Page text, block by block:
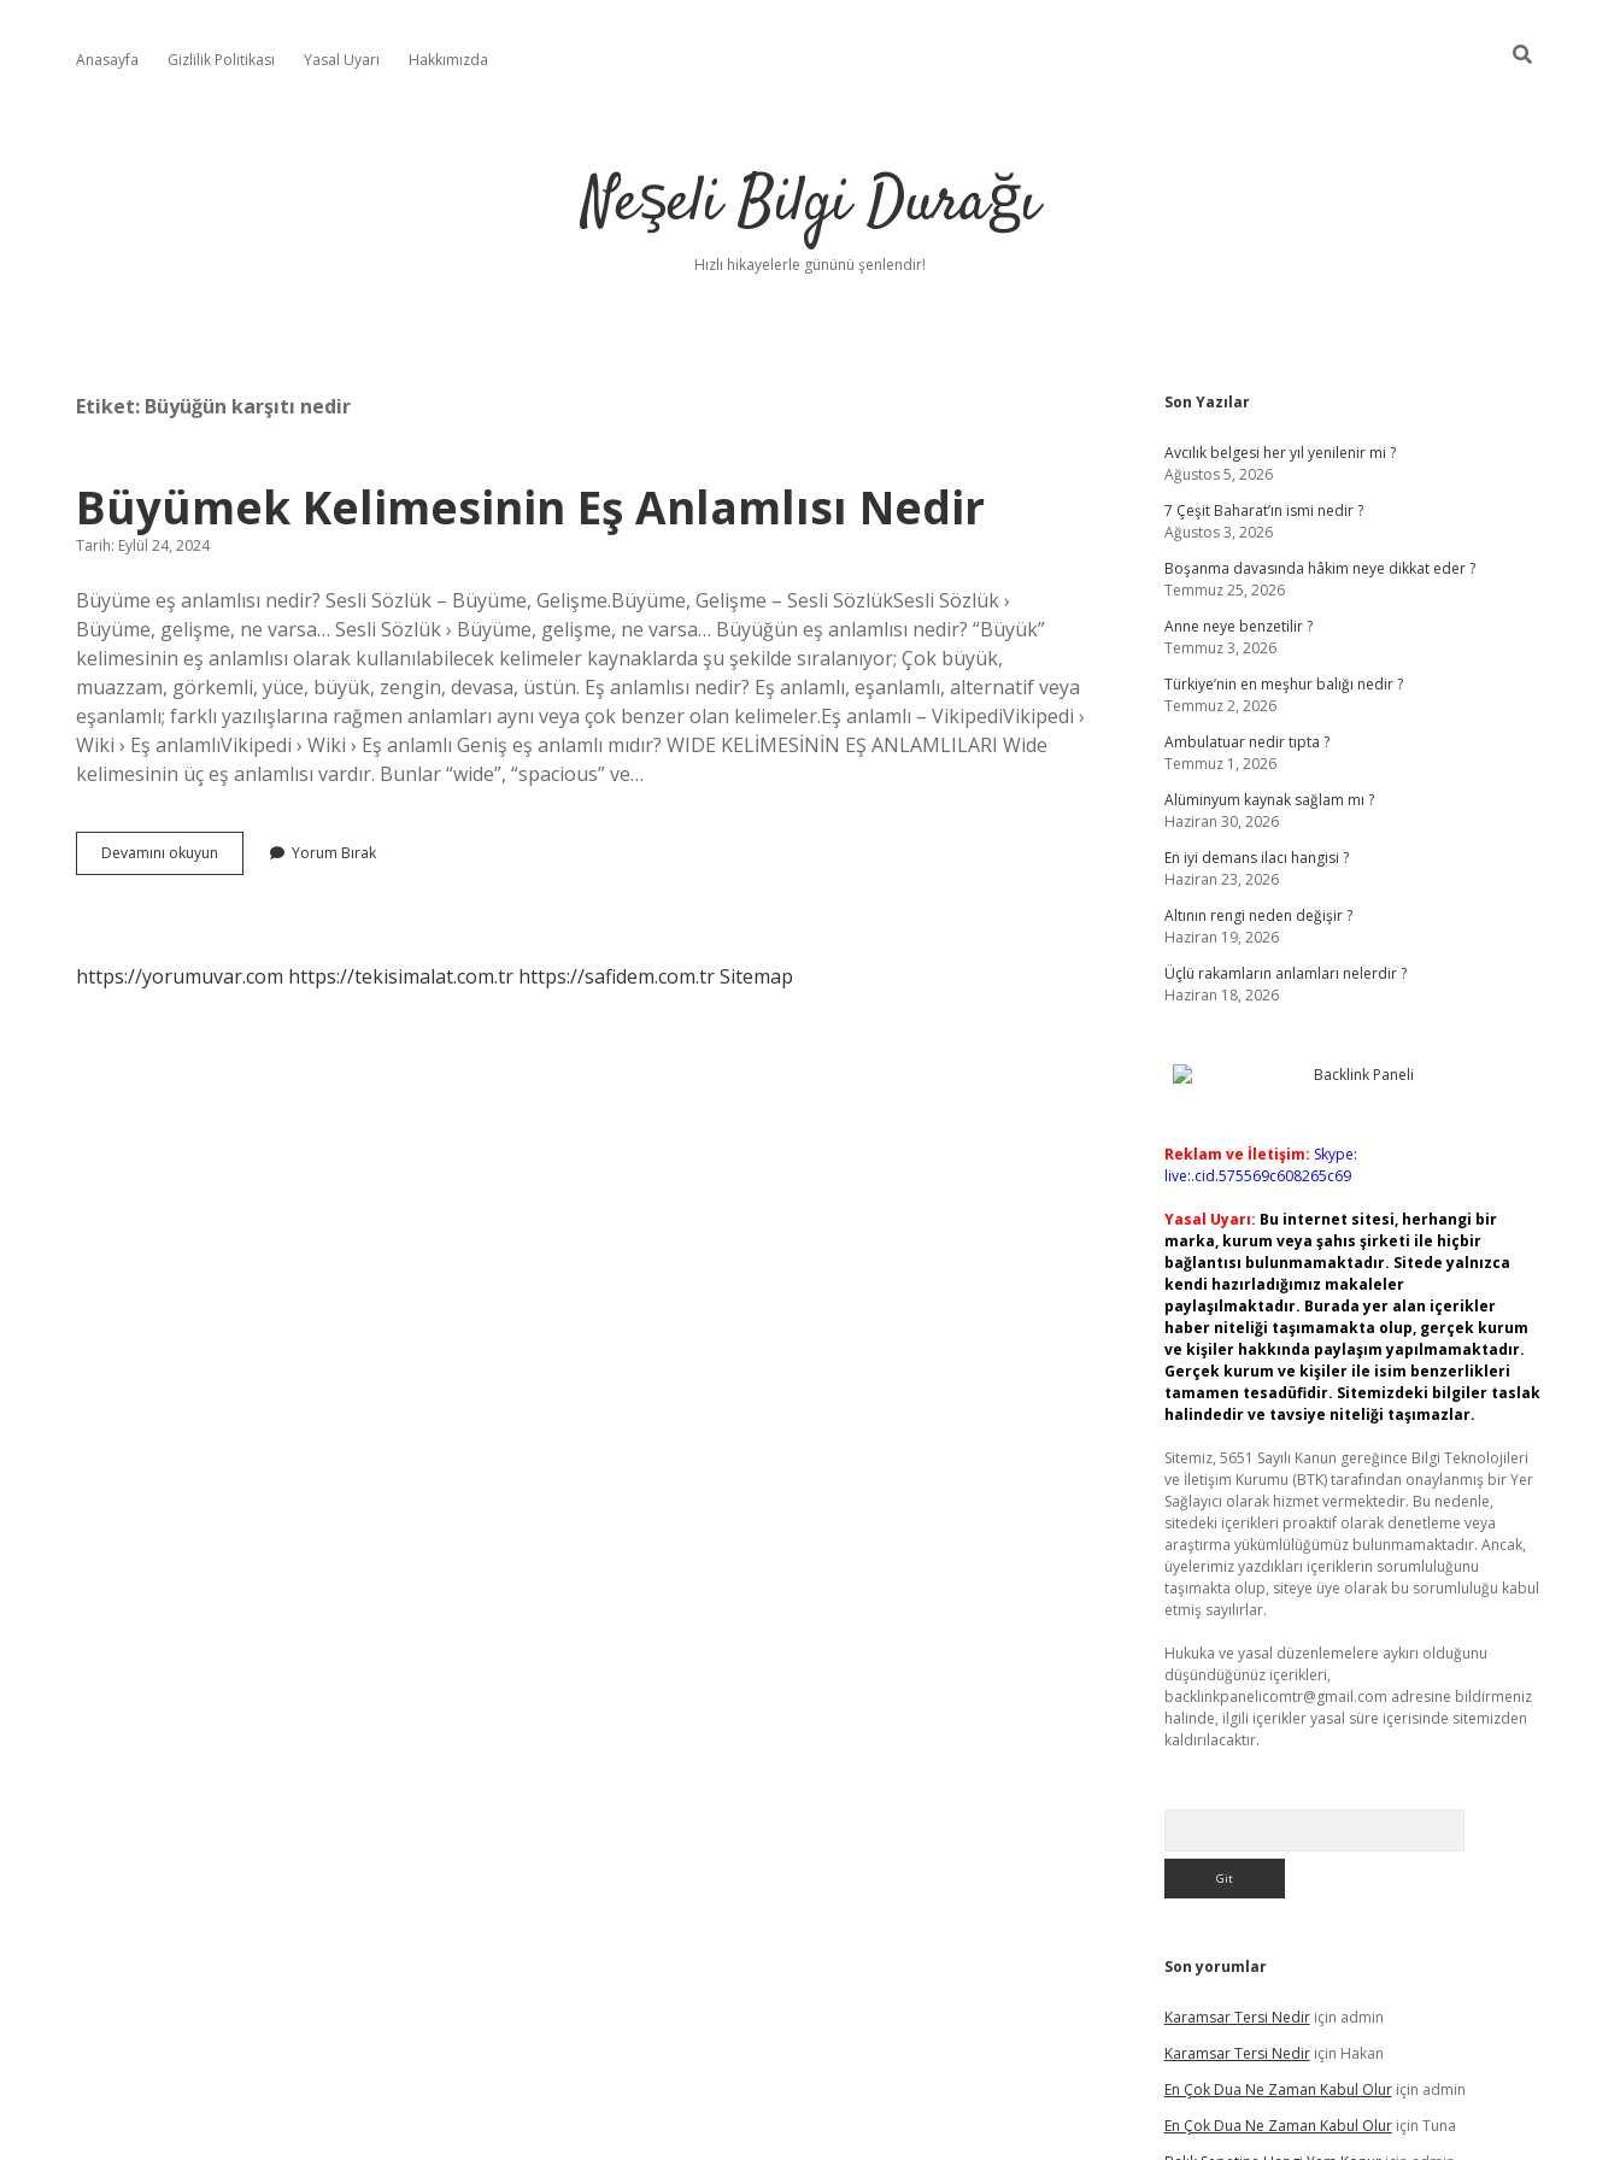
Anasayfa Gizlilik Politikası Yasal Uyarı Hakkımızda
Neşeli Bilgi Durağı
Hızlı hikayelerle gününü şenlendir!
Etiket: Büyüğün karşıtı nedir
Büyümek Kelimesinin Eş Anlamlısı Nedir
Tarih: Eylül 24, 2024
Büyüme eş anlamlısı nedir? Sesli Sözlük – Büyüme, Gelişme.Büyüme, Gelişme – Sesli SözlükSesli Sözlük ›
Büyüme, gelişme, ne varsa… Sesli Sözlük › Büyüme, gelişme, ne varsa… Büyüğün eş anlamlısı nedir? “Büyük”
kelimesinin eş anlamlısı olarak kullanılabilecek kelimeler kaynaklarda şu şekilde sıralanıyor; Çok büyük,
muazzam, görkemli, yüce, büyük, zengin, devasa, üstün. Eş anlamlısı nedir? Eş anlamlı, eşanlamlı, alternatif veya
eşanlamlı; farklı yazılışlarına rağmen anlamları aynı veya çok benzer olan kelimeler.Eş anlamlı – VikipediVikipedi ›
Wiki › Eş anlamlıVikipedi › Wiki › Eş anlamlı Geniş eş anlamlı mıdır? WIDE KELİMESİNİN EŞ ANLAMLILARI Wide
kelimesinin üç eş anlamlısı vardır. Bunlar “wide”, “spacious” ve…
Devamını okuyun Büyümek
Kelimesinin
Yorum Bırak
https://yorumuvar.com https://tekisimalat.com.tr https://safidem.com.trSitemap
Sidebar
Son Yazılar
Avcılık belgesi her yıl yenilenir mi ?
Ağustos 5, 2026
7 Çeşit Baharat’ın ismi nedir ?
Ağustos 3, 2026
Boşanma davasında hâkim neye dikkat eder ?
Temmuz 25, 2026
Anne neye benzetilir ?
Temmuz 3, 2026
Türkiye’nin en meşhur balığı nedir ?
Temmuz 2, 2026
Ambulatuar nedir tıpta ?
Temmuz 1, 2026
Alüminyum kaynak sağlam mı ?
Haziran 30, 2026
En iyi demans ilacı hangisi ?
Haziran 23, 2026
Altının rengi neden değişir ?
Haziran 19, 2026
Üçlü rakamların anlamları nelerdir ?
Haziran 18, 2026
Reklam ve İletişim: Skype:
live:.cid.575569c608265c69
Yasal Uyarı: Bu internet sitesi, herhangi bir
marka, kurum veya şahıs şirketi ile hiçbir
bağlantısı bulunmamaktadır. Sitede yalnızca
kendi hazırladığımız makaleler
paylaşılmaktadır. Burada yer alan içerikler
haber niteliği taşımamakta olup, gerçek kurum
ve kişiler hakkında paylaşım yapılmamaktadır.
Gerçek kurum ve kişiler ile isim benzerlikleri
tamamen tesadüfidir. Sitemizdeki bilgiler taslak
halindedir ve tavsiye niteliği taşımazlar.
Sitemiz, 5651 Sayılı Kanun gereğince Bilgi Teknolojileri
ve İletişim Kurumu (BTK) tarafından onaylanmış bir Yer
Sağlayıcı olarak hizmet vermektedir. Bu nedenle,
sitedeki içerikleri proaktif olarak denetleme veya
araştırma yükümlülüğümüz bulunmamaktadır. Ancak,
üyelerimiz yazdıkları içeriklerin sorumluluğunu
taşımakta olup, siteye üye olarak bu sorumluluğu kabul
etmiş sayılırlar.
Hukuka ve yasal düzenlemelere aykırı olduğunu
düşündüğünüz içerikleri,
backlinkpanelicomtr@gmail.com adresine bildirmeniz
halinde, ilgili içerikler yasal süre içerisinde sitemizden
kaldırılacaktır.
Son yorumlar
Karamsar Tersi Nediriçin admin
Karamsar Tersi Nediriçin Hakan
En Çok Dua Ne Zaman Kabul Oluriçin admin
En Çok Dua Ne Zaman Kabul Oluriçin Tuna